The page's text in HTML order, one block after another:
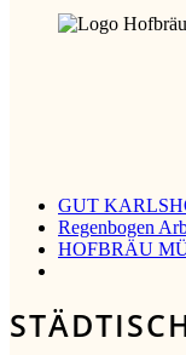
GUT
Regenbogen
HOFBRÄU